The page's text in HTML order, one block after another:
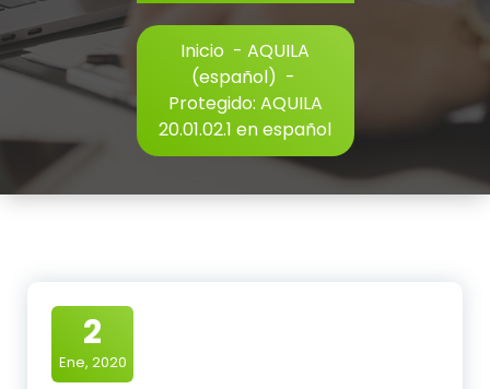
Inicio - AQUILA
(español) -
Protegido: AQUILA
20.01.02.1 en español
2
Ene, 2020